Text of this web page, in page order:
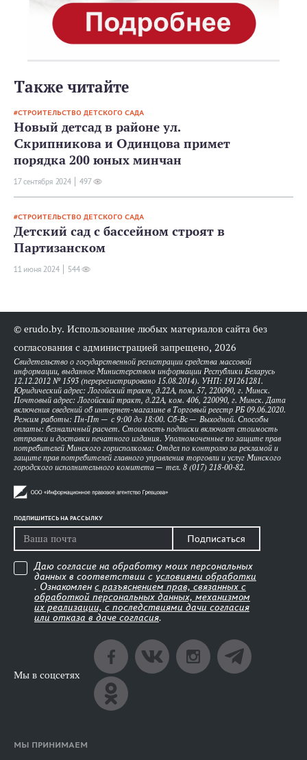
Также читайте
СТРОИТЕЛЬСТВО ДЕТСКОГО САДА
Новый детсад в районе ул.
Скрипникова и Одинцова примет
порядка 200 юных минчан
17 сентября 2024 497
СТРОИТЕЛЬСТВО ДЕТСКОГО САДА
Детский сад с бассейном строят в
Партизанском
11 июня 2024 544
© erudo.by. Использование любых материалов сайта без
согласования с администрацией запрещено, 2026
Свидетельство о государственной регистрации средства массовой
информации, выданное Министерством информации Республики Беларусь
12.12.2012 № 1593 (перерегистрировано 15.08.2014). УНП: 191261281.
Юридический адрес: Логойский тракт, д.22А, пом. 57, 220090, г. Минск.
Почтовый адрес: Логойский тракт, д.22А, ком. 406, 220090, г. Минск. Дата
включения сведений об интернет-магазине в Торговый реестр РБ 09.06.2020.
Режим работы: Пн-Пт — с 9:00 до 18:00. Сб-Вс — Выходной. Способы
оплаты: безналичный расчет. Стоимость подписки включает стоимость
отправки и доставки печатного издания. Уполномоченные по защите прав
потребителей Минского горисполкома: Отдел по контролю за рекламой и
защите прав потребителей главного управления торговли и услуг Минского
городского исполнительного комитета — тел. 8 (017) 218-00-82.
ПОДПИШИТЕСЬ НА РАССЫЛКУ
Подписаться
Даю согласие на обработку моих персональных
данных в соответствии с условиями обработки
. Ознакомлен с разъяснением прав, связанных с
обработкой персональных данных, механизмом
их реализации, с последствиями дачи согласия
или отказа в даче согласия.
Мы в соцсетях
МЫ ПРИНИМАЕМ